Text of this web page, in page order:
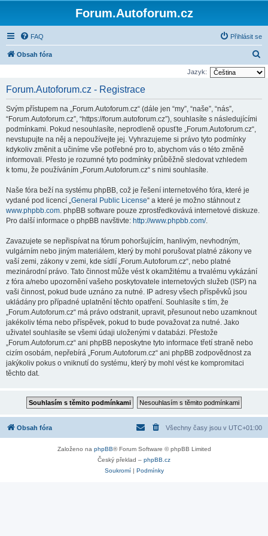
Forum.Autoforum.cz
FAQ Přihlásit se
Obsah fóra
l
Jazyk:
Forum.Autoforum.cz - Registrace
Svým přístupem na „Forum.Autoforum.cz“ (dále jen “my”, “naše”, “nás”,
“Forum.Autoforum.cz”, “https://forum.autoforum.cz”), souhlasíte s následujícími
podmínkami. Pokud nesouhlasíte, neprodleně opusťte „Forum.Autoforum.cz“,
nevstupujte na něj a nepoužívejte jej. Vyhrazujeme si právo tyto podmínky
kdykoliv změnit a učiníme vše potřebné pro to, abychom vás o této změně
informovali. Přesto je rozumné tyto podmínky průběžně sledovat vzhledem
k tomu, že používáním „Forum.Autoforum.cz“ s nimi souhlasíte.
Naše fóra beží na systému phpBB, což je řešení internetového fóra, které je
vydané pod licencí „General Public License“ a které je možno stáhnout z
www.phpbb.com. phpBB software pouze zprostředkovává internetové diskuze.
Pro další informace o phpBB navštivte: http://www.phpbb.com/.
Zavazujete se nepřispívat na fórum pohoršujícím, hanlivým, nevhodným,
vulgárním nebo jiným materiálem, který by mohl porušovat platné zákony ve
vaší zemi, zákony v zemi, kde sídlí „Forum.Autoforum.cz“, nebo platné
mezinárodní právo. Tato činnost může vést k okamžitému a trvalému vykázání
z fóra a/nebo upozornění vašeho poskytovatele internetových služeb (ISP) na
vaši činnost, pokud bude uznáno za nutné. IP adresy všech příspěvků jsou
ukládány pro případné uplatnění těchto opatření. Souhlasíte s tím, že
„Forum.Autoforum.cz“ má právo odstranit, upravit, přesunout nebo uzamknout
jakékoliv téma nebo příspěvek, pokud to bude považovat za nutné. Jako
uživatel souhlasíte se všemi údaji uloženými v databázi. Přestože
„Forum.Autoforum.cz“ ani phpBB neposkytne tyto informace třetí straně nebo
cizím osobám, nepřebírá „Forum.Autoforum.cz“ ani phpBB zodpovědnost za
jakýkoliv pokus o vniknutí do systému, který by mohl vést ke kompromitaci
těchto dat.
Obsah fóra Všechny časy jsou v UTC+01:00
Založeno na phpBB® Forum Software © phpBB Limited
Český překlad – phpBB.cz
Soukromí| Podmínky